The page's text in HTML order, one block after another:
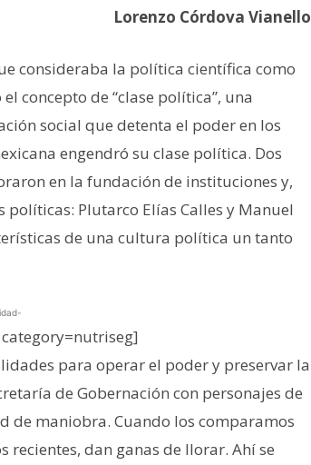
Lorenzo Córdova Vianello
consideraba la política científica como
concepto de “clase política”, una
social que detenta el poder en los
engendró su clase política. Dos
en la fundación de instituciones y,
Plutarco Elías Calles y Manuel
de una cultura política un tanto
para operar el poder y preservar la
de Gobernación con personajes de
de maniobra. Cuando los comparamos
recientes, dan ganas de llorar. Ahí se